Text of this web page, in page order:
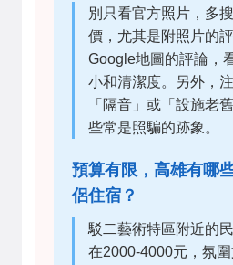
別只看官方照片，多
價，尤其是附照片的
Google地圖的評論，
小和清潔度。另外，
「隔音」或「設施老
些常是照騙的跡象。
預算有限，高雄有哪
侶住宿？
駁二藝術特區附近的
在2000-4000元，氛